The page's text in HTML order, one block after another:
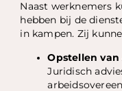
Naast werknemers
hebben bij de
in kampen. Zij
Opstellen
Juridisch